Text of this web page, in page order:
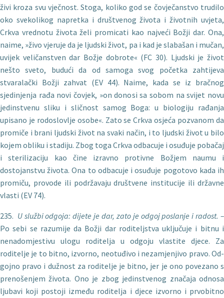
živi kroza svu vječnost. Stoga, koliko god se čovječanstvo trudilo
oko svekolikog napretka i društvenog života i životnih uvjeta,
Crkva vrednotu života želi promicati kao najveći Božji dar. Ona,
naime, »živo vjeruje da je ljudski život, pa i kad je slabašan i mučan,
uvijek veličanstven dar Božje dobrote« (FC 30). Ljudski je život
nešto sveto, budući da od samoga svog po­četka zahtijeva
stvaralački Božji zahvat (EV 44). Naime, kada se iz bračnog
sjedinjenja rađa novi čovjek, »on donosi sa sobom na svijet novu
jedinstvenu sliku i sličnost samog Boga: u biologiju rađanja
upisano je rodoslovlje osobe«. Zato se Crkva osjeća pozvanom da
promiče i brani ljudski život na svaki način, i to ljudski život u bilo
kojem obliku i stadiju. Zbog toga Crkva odbacuje i osuđuje pobačaj
i sterilizaciju kao čine izravno protivne Božjem naumu i
dostojanstvu života. Ona to odbacuje i osuđuje pogotovo kada ih
promiču, provode ili podržavaju društvene institucije ili državne
vlasti (EV 74).
235. U službi odgoja: dijete je dar, zato je odgoj poslanje i radost. –
Po sebi se razumije da Božji dar roditeljstva uključuje i bitnu i
nenadomjestivu ulogu roditelja u odgoju vlastite djece. Za
roditelje je to bitno, izvorno, neotuđivo i nezamjenjivo pravo. Od­
gojno pravo i dužnost za roditelje je bitno, jer je ono povezano s
prenošenjem života. Ono je zbog jedinstvenog značaja odnosa
ljubavi koji postoji između roditelja i djece izvorno i prvobitno